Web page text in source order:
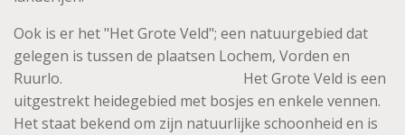
Ook is er het "Het Grote Veld"; een natuurgebied dat
gelegen is tussen de plaatsen Lochem, Vorden en
Ruurlo. Het Grote Veld is een
uitgestrekt heidegebied met bosjes en enkele vennen.
Het staat bekend om zijn natuurlijke schoonheid en is